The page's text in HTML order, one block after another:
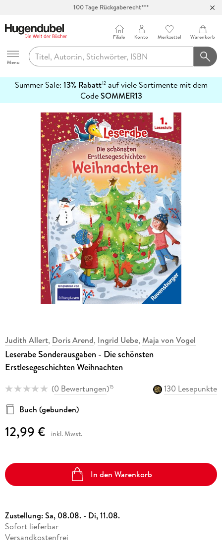
100 Tage Rückgaberecht***
Hugendubel
Menu
Filiale Konto Merkzettel Warenkorb
Summer Sale: 13% Rabatt12auf viele Sortimente mit dem
CodeSOMMER13
erfahren
Judith Allert, Doris Arend, Ingrid Uebe, Maja von Vogel
Leserabe Sonderausgaben - Die schönsten
Erstlesegeschichten Weihnachten
(0 Bewertungen)15
130 Lesepunkte
Buch (gebunden)
12,99 € inkl. Mwst.
In den Warenkorb
Zustellung:Sa, 08.08. - Di, 11.08.
Sofort lieferbar
Versandkostenfrei